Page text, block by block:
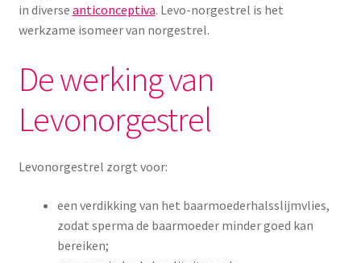
Menstruatieondergoed
Menstruatiepijn
Menstruatiesponsjes
Seksualiteit
Tampons
Stimulatie, vibrators
in diverse anticonceptiva. Levo-norgestrel is het
werkzame isomeer van norgestrel.
De werking van
Levonorgestrel
Levonorgestrel zorgt voor:
een verdikking van het baarmoederhalsslijmvlies,
zodat sperma de baarmoeder minder goed kan
bereiken;